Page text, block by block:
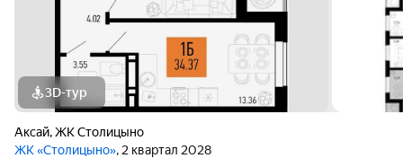
3D-тур
Аксай,ЖК Столицыно
ЖК «Столицыно», 2 квартал 2028